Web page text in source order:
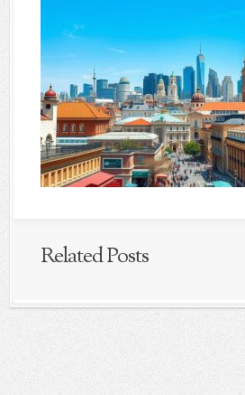
Related Posts